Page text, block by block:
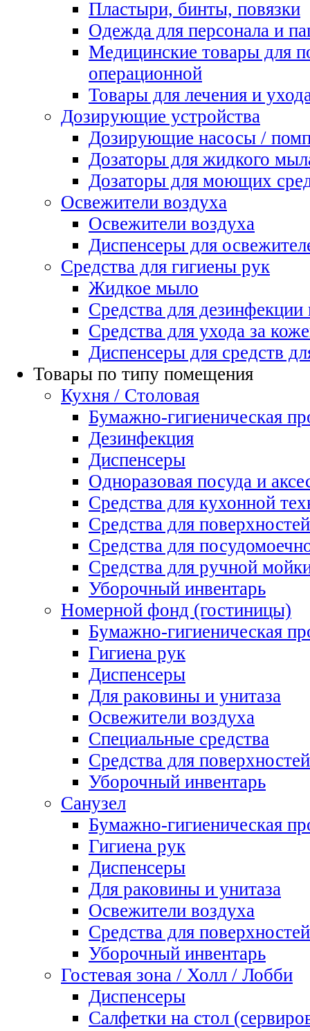
Пластыри, бинты, повязки
Одежда для персонала и
Медицинские товары для
операционной
Товары для лечения и
Дозирующие устройства
Дозирующие насосы /
Дозаторы для жидкого
Дозаторы для моющих
Освежители воздуха
Освежители воздуха
Диспенсеры для
Средства для гигиены рук
Жидкое мыло
Средства для
Средства для ухода за
Диспенсеры для средств
Товары по типу помещения
Кухня / Столовая
Бумажно-гигиеническая
Дезинфекция
Диспенсеры
Одноразовая посуда и
Средства для кухонной
Средства для поверхностей
Средства для
Средства для ручной
Уборочный инвентарь
Номерной фонд (гостиницы)
Бумажно-гигиеническая
Гигиена рук
Диспенсеры
Для раковины и унитаза
Освежители воздуха
Специальные средства
Средства для поверхностей
Уборочный инвентарь
Санузел
Бумажно-гигиеническая
Гигиена рук
Диспенсеры
Для раковины и унитаза
Освежители воздуха
Средства для поверхностей
Уборочный инвентарь
Гостевая зона / Холл / Лобби
Диспенсеры
Салфетки на стол